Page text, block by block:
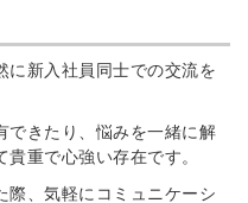
に新入社員同士での交流を
できたり、悩みを一緒に解
重で心強い存在です。
際、気軽にコミュニケーシ